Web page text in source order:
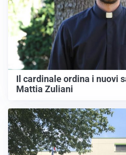
Il cardinale ordina i nuovi
Mattia Zuliani